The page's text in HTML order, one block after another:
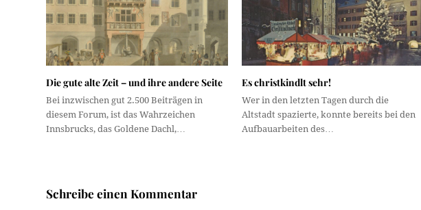
Die gute alte Zeit – und ihre andere Seite
Bei inzwischen gut 2.500 Beiträgen in
diesem Forum, ist das Wahrzeichen
Innsbrucks, das Goldene Dachl,…
Es christkindlt sehr!
Wer in den letzten Tagen durch die
Altstadt spazierte, konnte bereits bei den
Aufbauarbeiten des…
Schreibe einen Kommentar